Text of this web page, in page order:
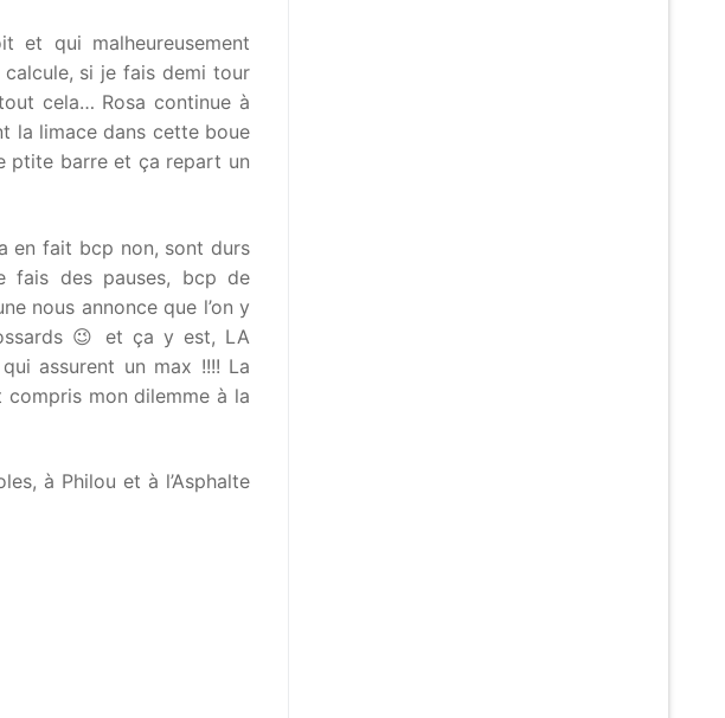
et qui malheureusement
calcule, si je fais demi tour
cela… Rosa continue à
la limace dans cette boue
ptite barre et ça repart un
en fait bcp non, sont durs
fais des pauses, bcp de
nous annonce que l’on y
😉 et ça y est, LA
assurent un max !!!! La
compris mon dilemme à la
à Philou et à l’Asphalte